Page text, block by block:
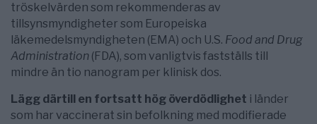
tröskelvärden som rekommenderas av
tillsynsmyndigheter som Europeiska
läkemedelsmyndigheten (EMA) och U.S. Food and Drug
Administration (FDA), som vanligtvis fastställs till
mindre än tio nanogram per klinisk dos.
Lägg därtill en fortsatt hög överdödlighet i länder
som har vaccinerat sin befolkning med modifierade